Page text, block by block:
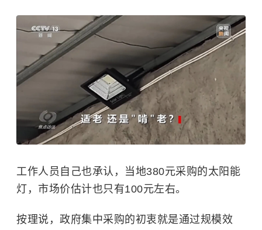
工作人员自己也承认，当地380元采购的太阳能
灯，市场价估计也只有100元左右。
按理说，政府集中采购的初衷就是通过规模效